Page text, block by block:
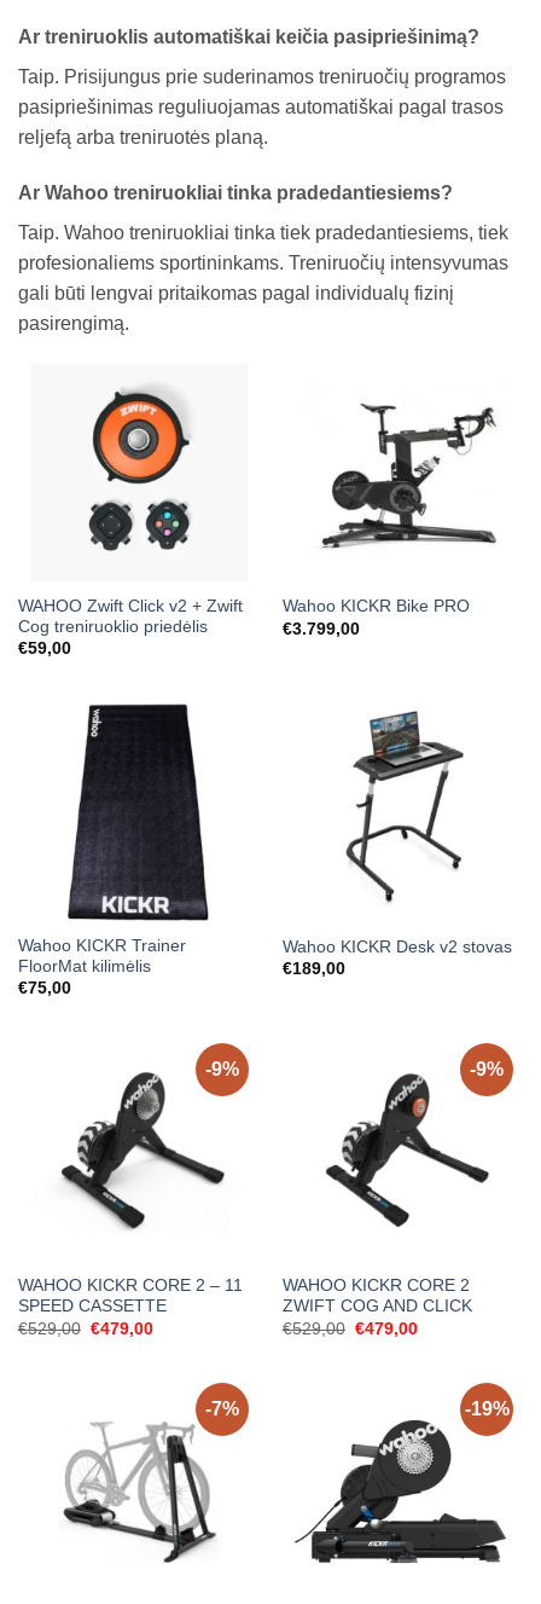
Ar treniruoklis automatiškai keičia pasipriešinimą?
Taip. Prisijungus prie suderinamos treniruočių programos
pasipriešinimas reguliuojamas automatiškai pagal trasos
reljefą arba treniruotės planą.
Ar Wahoo treniruokliai tinka pradedantiesiems?
Taip. Wahoo treniruokliai tinka tiek pradedantiesiems, tiek
profesionaliems sportininkams. Treniruočių intensyvumas
gali būti lengvai pritaikomas pagal individualų fizinį
pasirengimą.
WAHOO Zwift Click v2 + Zwift
Cog treniruoklio priedėlis
€59,00
Wahoo KICKR Bike PRO
€3.799,00
Wahoo KICKR Trainer
FloorMat kilimėlis
€75,00
Wahoo KICKR Desk v2 stovas
€189,00
-9%
WAHOO KICKR CORE 2 – 11
SPEED CASSETTE
€529,00 Original
€479,00Current
-9%
WAHOO KICKR CORE 2
ZWIFT COG AND CLICK
€529,00 Original
€479,00Current
-7% -19%